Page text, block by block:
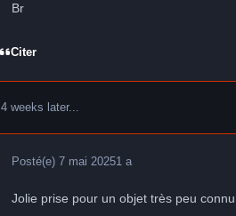
Br
Citer
4 weeks later...
Posté(e) 7 mai 20251 a
Jolie prise pour un objet très peu connu.